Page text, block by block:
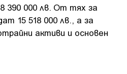
390 000 лв. От тях за
15 518 000 лв., а за
активи и основен